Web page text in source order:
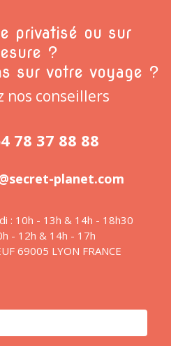
privatisé ou sur
?
sur votre voyage ?
nos conseillers
78 37 88 88
planet.com
: 10h - 13h & 14h - 18h30
- 12h & 14h - 17h
69005 LYON FRANCE